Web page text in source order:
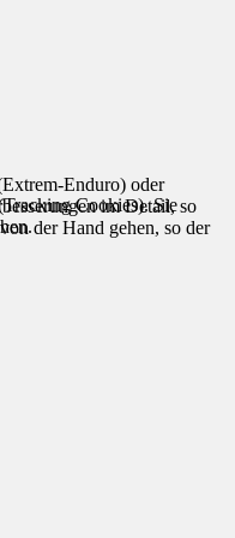
Enduro) oder
im Detail, so
der Hand gehen, so der
Cookies). Sie